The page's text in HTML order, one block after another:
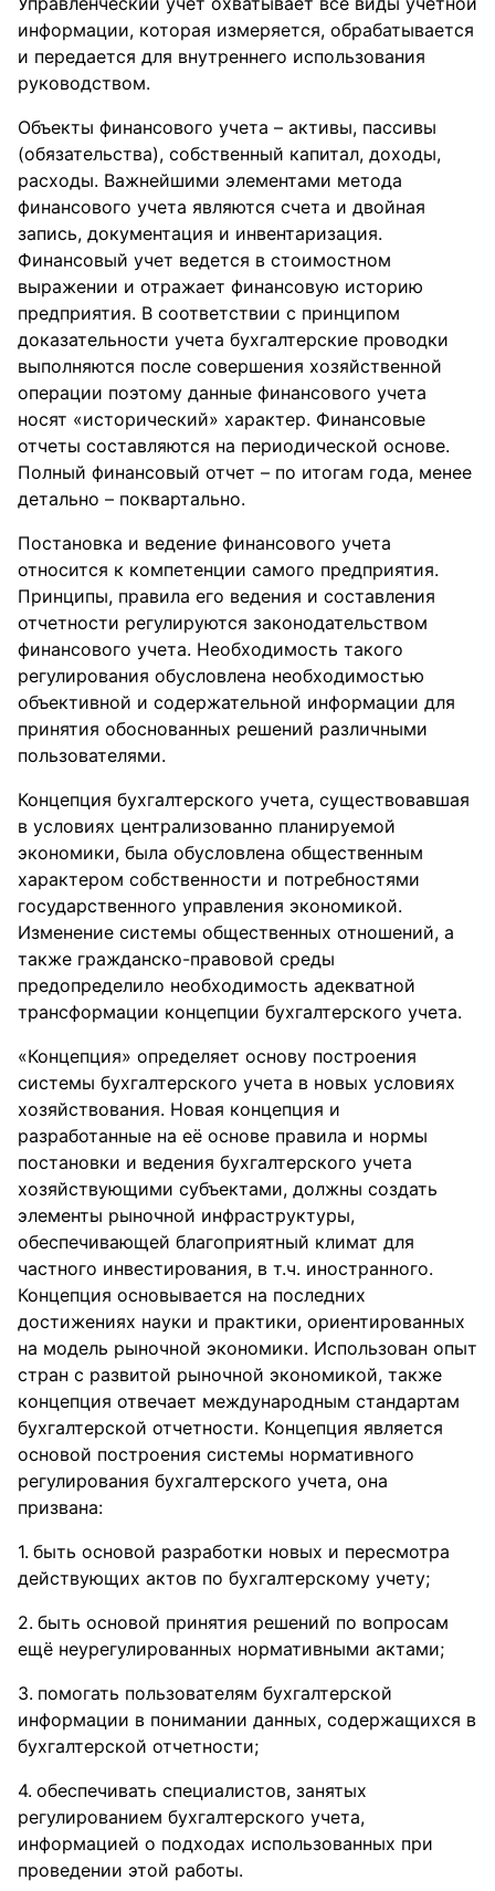
информации, которая измеряется, обрабатывается
и передается для внутреннего использования
руководством.
Объекты финансового учета – активы, пассивы
(обязательства), собственный капитал, доходы,
расходы. Важнейшими элементами метода
финансового учета являются счета и двойная
запись, документация и инвентаризация.
Финансовый учет ведется в стоимостном
выражении и отражает финансовую историю
предприятия. В соответствии с принципом
доказательности учета бухгалтерские проводки
выполняются после совершения хозяйственной
операции поэтому данные финансового учета
носят «исторический» характер. Финансовые
отчеты составляются на периодической основе.
Полный финансовый отчет – по итогам года, менее
детально – поквартально.
Постановка и ведение финансового учета
относится к компетенции самого предприятия.
Принципы, правила его ведения и составления
отчетности регулируются законодательством
финансового учета. Необходимость такого
регулирования обусловлена необходимостью
объективной и содержательной информации для
принятия обоснованных решений различными
пользователями.
Концепция бухгалтерского учета, существовавшая
в условиях централизованно планируемой
экономики, была обусловлена общественным
характером собственности и потребностями
государственного управления экономикой.
Изменение системы общественных отношений, а
также гражданско-правовой среды
предопределило необходимость адекватной
трансформации концепции бухгалтерского учета.
«Концепция» определяет основу построения
системы бухгалтерского учета в новых условиях
хозяйствования. Новая концепция и
разработанные на её основе правила и нормы
постановки и ведения бухгалтерского учета
хозяйствующими субъектами, должны создать
элементы рыночной инфраструктуры,
обеспечивающей благоприятный климат для
частного инвестирования, в т.ч. иностранного.
Концепция основывается на последних
достижениях науки и практики, ориентированных
на модель рыночной экономики. Использован опыт
стран с развитой рыночной экономикой, также
концепция отвечает международным стандартам
бухгалтерской отчетности. Концепция является
основой построения системы нормативного
регулирования бухгалтерского учета, она
призвана:
быть основой разработки новых и пересмотра
действующих актов по бухгалтерскому учету;
быть основой принятия решений по вопросам
ещё неурегулированных нормативными актами;
помогать пользователям бухгалтерской
информации в понимании данных, содержащихся в
бухгалтерской отчетности;
обеспечивать специалистов, занятых
регулированием бухгалтерского учета,
информацией о подходах использованных при
проведении этой работы.